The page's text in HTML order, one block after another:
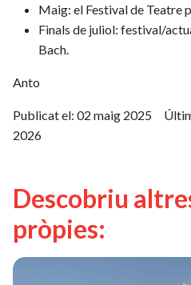
Maig: el Festival de Teatre
Finals de juliol: festival/
Bach.
Anto
Publicat el: 02 maig 2025
2026
Descobriu
pròpies: